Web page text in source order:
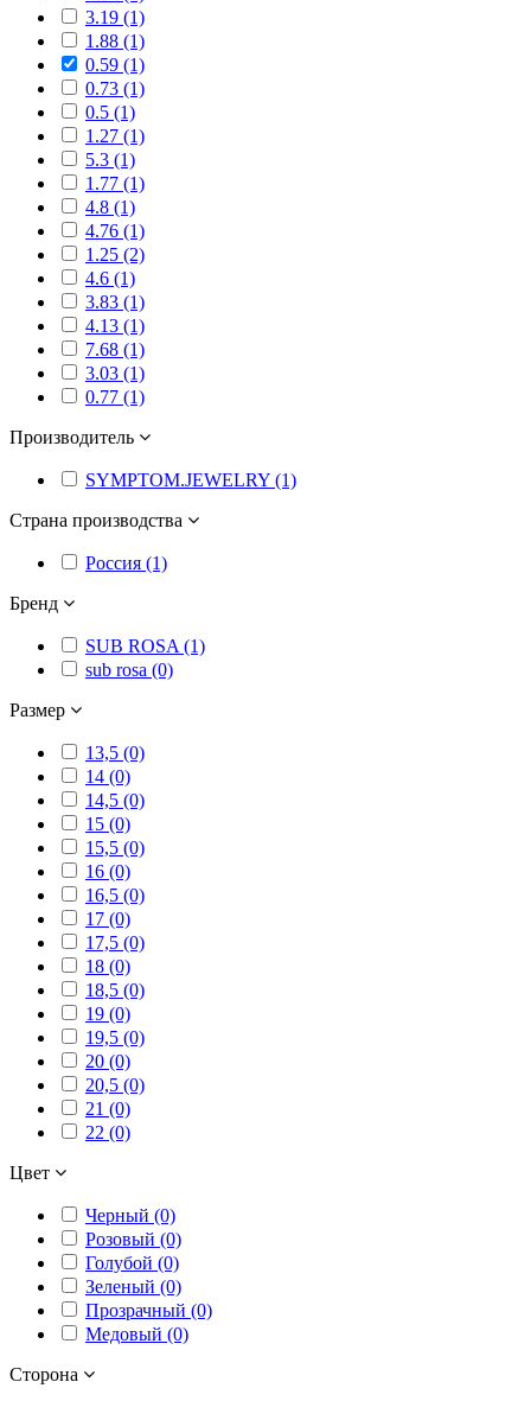
3.19 (1)
1.88 (1)
0.59 (1)
0.73 (1)
0.5 (1)
1.27 (1)
5.3 (1)
1.77 (1)
4.8 (1)
4.76 (1)
1.25 (2)
4.6 (1)
3.83 (1)
4.13 (1)
7.68 (1)
3.03 (1)
0.77 (1)
Производитель
SYMPTOM.JEWELRY (1)
Страна производства
Россия (1)
Бренд
SUB ROSA (1)
sub rosa (0)
Размер
13,5 (0)
14 (0)
14,5 (0)
15 (0)
15,5 (0)
16 (0)
16,5 (0)
17 (0)
17,5 (0)
18 (0)
18,5 (0)
19 (0)
19,5 (0)
20 (0)
20,5 (0)
21 (0)
22 (0)
Цвет
Черный (0)
Розовый (0)
Голубой (0)
Зеленый (0)
Прозрачный (0)
Медовый (0)
Сторона